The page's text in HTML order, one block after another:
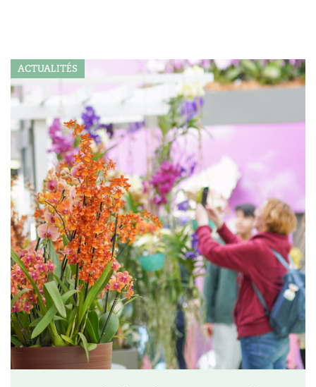
ACTUALITÉS